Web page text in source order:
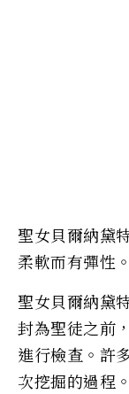
聖女貝爾納黛
柔軟而有彈性。
聖女貝爾納黛
封為聖徒之前
進行檢查。許
次挖掘的過程。